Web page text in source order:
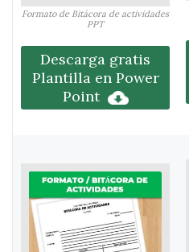
Formato de Bitácora de actividades
PPT
Descarga gratis
Plantilla en Power
Point